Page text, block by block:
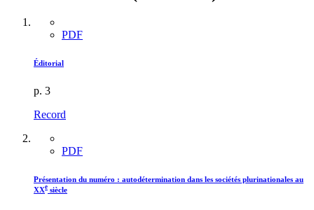
PDF
Éditorial
p. 3
Record
PDF
Présentation du numéro : autodétermination dans les sociétés plurinationales au
XXe siècle